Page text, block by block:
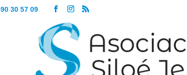
30 57 09